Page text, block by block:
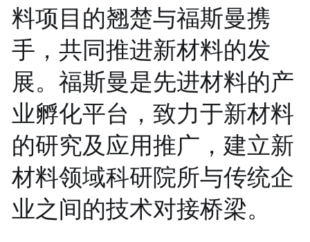
料项目的翘楚与福斯曼携
手，共同推进新材料的发
展。福斯曼是先进材料的产
业孵化平台 ，致力于新材料
的研究及应用推广，建立新
材料领域科研院所与传统企
业之间的技术对接桥梁。